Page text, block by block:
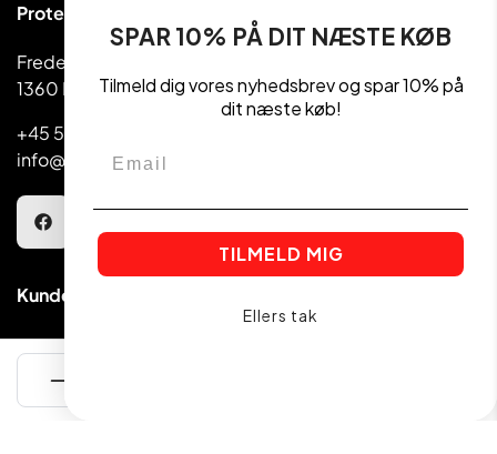
Proteinudsalg ApS
Frederiksborggade 39
1360 København
+45 5810 1080
info@getactive.dk
Håndvægte & Vægte
Madvarer
Kettlebell
Kundeservice
Find en butik
Kontakt os
Betingelser
Handelsbetingelser
SPAR 10% PÅ DIT NÆSTE KØB
Tilmeld dig vores nyhedsbrev og spar 10% på
dit næste køb!
TILMELD MIG
Ellers tak